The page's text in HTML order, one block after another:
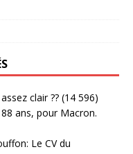
clair ?? (14 596)
ans, pour Macron.
Le CV du